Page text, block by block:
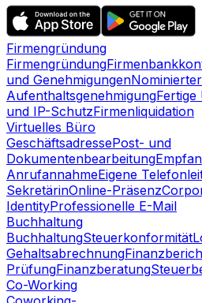
Firmengründung
Firmengründung
und Genehmigungen
Aufenthaltsgenehmigung
und IP-SchutzFirmenliquidation
Virtuelles Büro
GeschäftsadressePost- und
Dokumentenbearbeitung
AnrufannahmeEigene
SekretärinOnline-Präsenz
IdentityProfessionelle E-Mail
Buchhaltung
BuchhaltungSteuerkonformität
Gehaltsabrechnung
PrüfungFinanzberatung
Co-Working